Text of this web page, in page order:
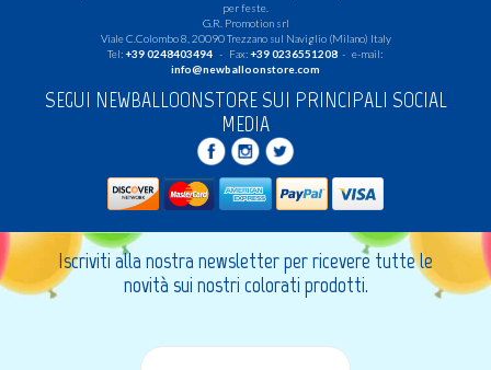
per feste.
G.R. Promotion srl
Viale C.Colombo 8, 20090 Trezzano sul Naviglio (Milano) Italy
Tel:+39 0248403494- Fax:+39 0236551208- e-mail:
info@newballoonstore.com
SEGUI NEWBALLOONSTORE SUI PRINCIPALI SOCIAL
MEDIA
Iscriviti alla nostra newsletter per ricevere tutte le
novità sui nostri colorati prodotti.